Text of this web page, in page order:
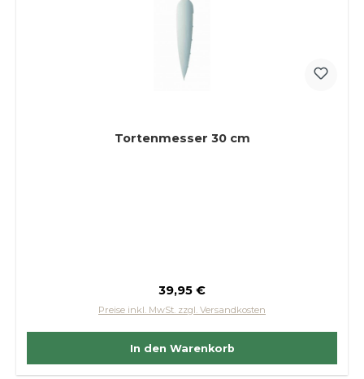
Tortenmesser 30 cm
Regulärer Preis:
39,95 €
Preise inkl. MwSt. zzgl. Versandkosten
In den Warenkorb